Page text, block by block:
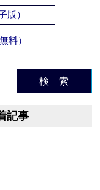
版）
料）
検 索
記事